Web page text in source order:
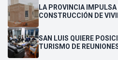
LA PROVINCIA
CONSTRUCCIÓN DE
SAN LUIS QUIERE
TURISMO DE